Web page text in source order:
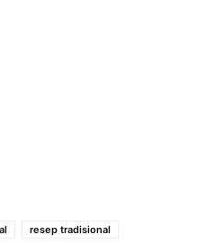
resep tradisional